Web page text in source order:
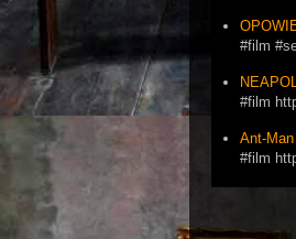
#film
#film
Ant-Man
#film